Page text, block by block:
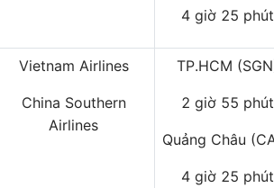
4 giờ 25 phút
Vietnam Airlines
China Southern
Airlines
TP.HCM
2 giờ 55 phút
Quảng Châu
4 giờ 25 phút